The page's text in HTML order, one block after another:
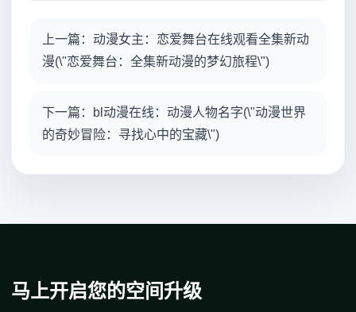
上一篇：动漫女主：恋爱舞台在线观看全集新动
漫(\"恋爱舞台：全集新动漫的梦幻旅程\")
下一篇：bl动漫在线：动漫人物名字(\"动漫世界
的奇妙冒险：寻找心中的宝藏\")
马上开启您的空间升级